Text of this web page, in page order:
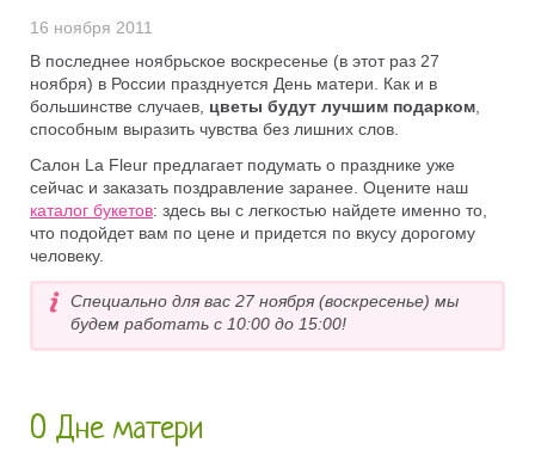
16 ноября 2011
В последнее ноябрьское воскресенье (в этот раз 27
ноября) в России празднуется День матери. Как и в
большинстве случаев, цветы будут лучшим подарком
способным выразить чувства без лишних слов.
Салон La Fleur предлагает подумать о празднике уже
сейчас и заказать поздравление заранее. Оцените наш
каталог букетов: здесь вы с легкостью найдете именно то,
что подойдет вам по цене и придется по вкусу дорогому
человеку.
Специально для вас 27 ноября (воскресенье) мы
будем работать с 10:00 до 15:00!
О Дне матери